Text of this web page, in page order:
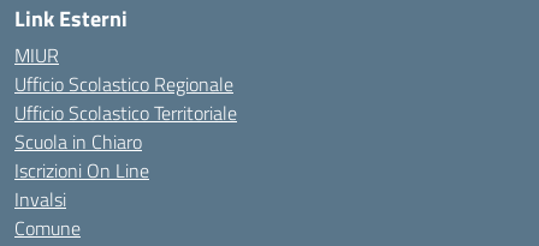
Link Esterni
MIUR
Ufficio Scolastico Regionale
Ufficio Scolastico Territoriale
Scuola in Chiaro
Iscrizioni On Line
Invalsi
Comune